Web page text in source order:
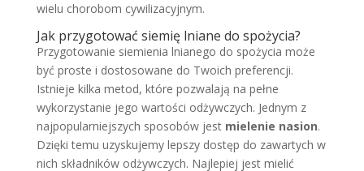
wielu chorobom cywilizacyjnym.
Jak przygotować siemię lniane do spożycia?
Przygotowanie siemienia lnianego do spożycia może
być proste i dostosowane do Twoich preferencji.
Istnieje kilka metod, które pozwalają na pełne
wykorzystanie jego wartości odżywczych. Jednym z
najpopularniejszych sposobów jest mielenie nasion.
Dzięki temu uzyskujemy lepszy dostęp do zawartych w
nich składników odżywczych. Najlepiej jest mielić